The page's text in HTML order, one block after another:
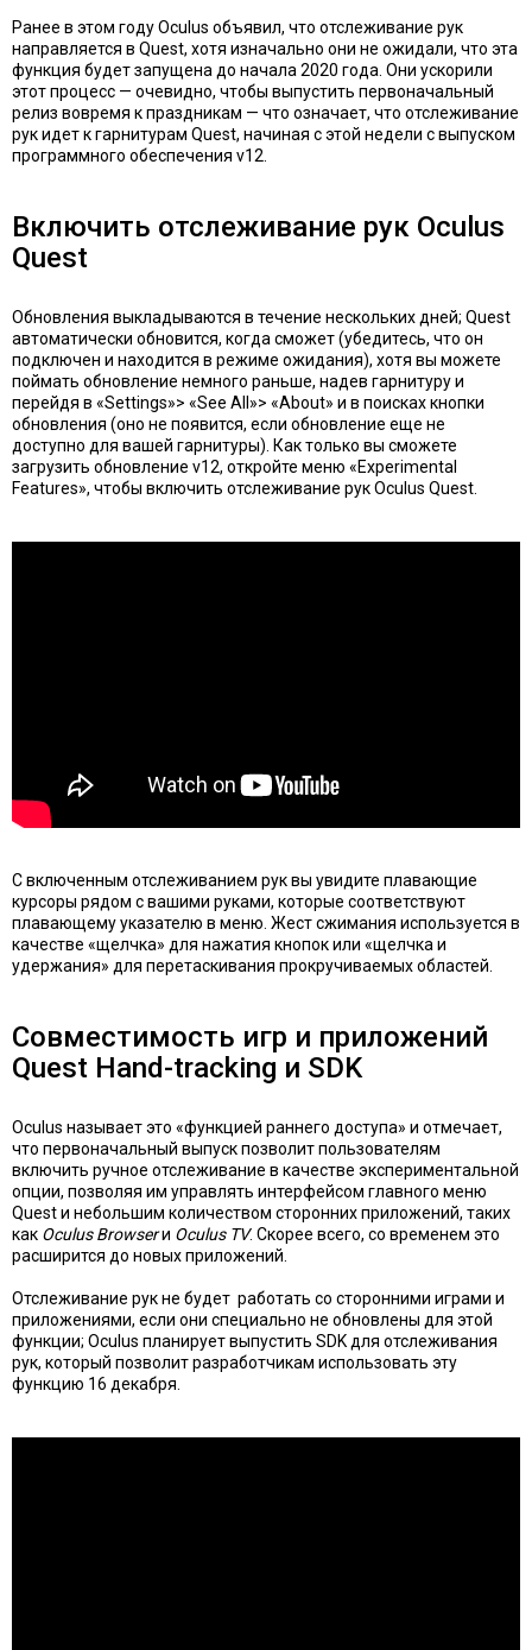
Ранее в этом году Oculus объявил, что отслеживание рук
направляется в Quest, хотя изначально они не ожидали, что эта
функция будет запущена до начала 2020 года. Они ускорили
этот процесс — очевидно, чтобы выпустить первоначальный
релиз вовремя к праздникам — что означает, что отслеживание
рук идет к гарнитурам Quest, начиная с этой недели с выпуском
программного обеспечения v12.
Включить отслеживание рук Oculus
Quest
Обновления выкладываются в течение нескольких дней; Quest
автоматически обновится, когда сможет (убедитесь, что он
подключен и находится в режиме ожидания), хотя вы можете
поймать обновление немного раньше, надев гарнитуру и
перейдя в «Settings»> «See All»> «About» и в поисках кнопки
обновления (оно не появится, если обновление еще не
доступно для вашей гарнитуры). Как только вы сможете
загрузить обновление v12, откройте меню «Experimental
Features», чтобы включить отслеживание рук Oculus Quest.
С включенным отслеживанием рук вы увидите плавающие
курсоры рядом с вашими руками, которые соответствуют
плавающему указателю в меню. Жест сжимания используется в
качестве «щелчка» для нажатия кнопок или «щелчка и
удержания» для перетаскивания прокручиваемых областей.
Совместимость игр и приложений
Quest Hand-tracking и SDK
Oculus называет это «функцией раннего доступа» и отмечает,
что первоначальный выпуск позволит пользователям
включить ручное отслеживание в качестве экспериментальной
опции, позволяя им управлять интерфейсом главного меню
Quest и небольшим количеством сторонних приложений, таких
как Oculus Browserи Oculus TV. Скорее всего, со временем это
расширится до новых приложений.
Отслеживание рук не будет работать со сторонними играми и
приложениями, если они специально не обновлены для этой
функции; Oculus планирует выпустить SDK для отслеживания
рук, который позволит разработчикам использовать эту
функцию 16 декабря.